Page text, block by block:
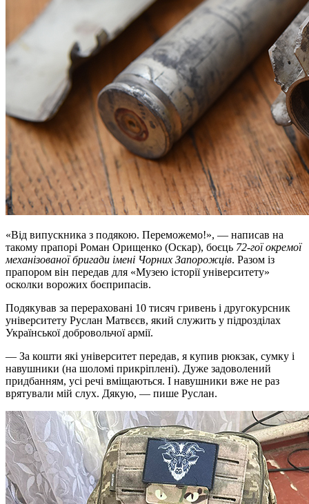
«Від випускника з подякою. Переможемо!», — написав на
такому прапорі Роман Орищенко (Оскар), боєць 72-гої окремої
механізованоїбригади імені Чорних Запорожців. Разом із
прапором він передав для «Музею історії університету»
осколки ворожих боєприпасів.
Подякував за перераховані 10 тисяч гривень і другокурсник
університету Руслан Матвєєв, який служить у підрозділах
Української добровольчої армії.
— За кошти які університет передав, я купив рюкзак, сумку і
навушники (на шоломі прикріплені). Дуже задоволений
придбанням, усі речі вміщаються. І навушники вже не раз
врятували мій слух. Дякую, — пише Руслан.